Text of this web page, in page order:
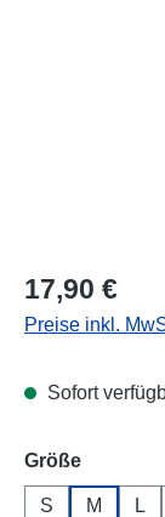
Regulärer Preis:
17,90 €
Preise inkl.
Sofort
Größe
S M L